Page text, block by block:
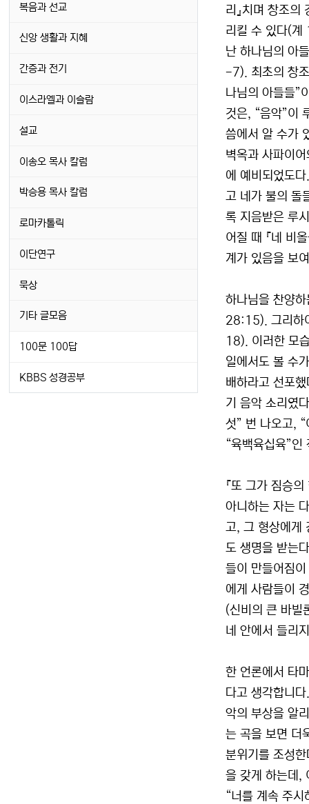
리』치며 창조
리킬 수 있다(
난 하나님의 아
-7). 최초의 창조
나님의 아들들”
것은, “음악”이
씀에서 알 수가
벽옥과 사파이
에 예비되었도
고 네가 불의 돌
록 지음받은 루
어질 때 『네 비
계가 있음을 보
하나님을 찬양
28:15). 그리하
18). 이러한 모
일에서도 볼 수
배하라고 선포
기 음악 소리였
섯” 번 나오고,
“육백육십육”
『또 그가 짐승
아니하는 자는
고, 그 형상에게
도 생명을 받는
들이 만들어짐
에게 사람들이
(신비의 큰 바빌
네 안에서 들리
한 언론에서 타
다고 생각합니
악의 부상을 알
는 곡을 보면 더
분위기를 조성
을 갖게 하는데,
“너를 계속 주
복음과 선교
신앙 생활과 지혜
간증과 전기
이스라엘과 이슬람
설교
이송오 목사 칼럼
박승용 목사 칼럼
로마카톨릭
이단연구
묵상
기타 글모음
100문 100답
KBBS 성경공부